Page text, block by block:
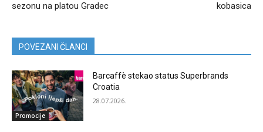
sezonu na platou Gradec
kobasica
POVEZANI ČLANCI
Promocije
Barcaffè stekao status Superbrands
Croatia
28.07.2026.